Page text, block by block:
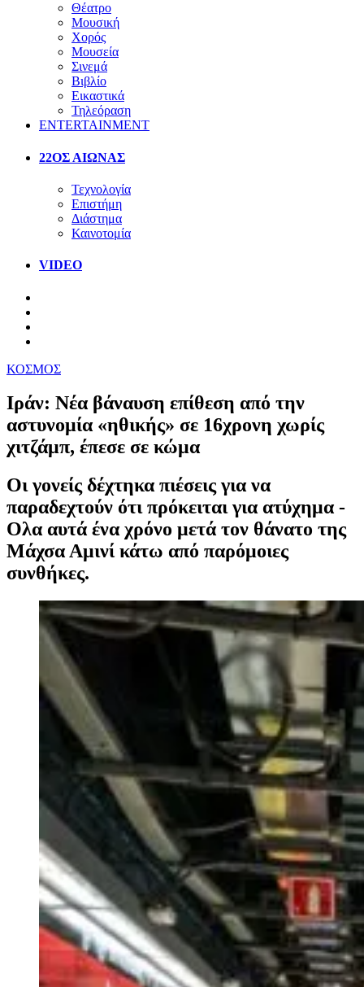
Θέατρο
Μουσική
Χορός
Μουσεία
Σινεμά
Βιβλίο
Εικαστικά
Τηλεόραση
ENTERTAINMENT
22ΟΣ ΑΙΩΝΑΣ
Τεχνολογία
Επιστήμη
Διάστημα
Καινοτομία
VIDEO
ΚΟΣΜΟΣ
Ιράν: Νέα βάναυση επίθεση από την
αστυνομία «ηθικής» σε 16χρονη χωρίς
χιτζάμπ, έπεσε σε κώμα
Οι γονείς δέχτηκα πιέσεις για να
παραδεχτούν ότι πρόκειται για ατύχημα -
Ολα αυτά ένα χρόνο μετά τον θάνατο της
Μάχσα Αμινί κάτω από παρόμοιες
συνθήκες.